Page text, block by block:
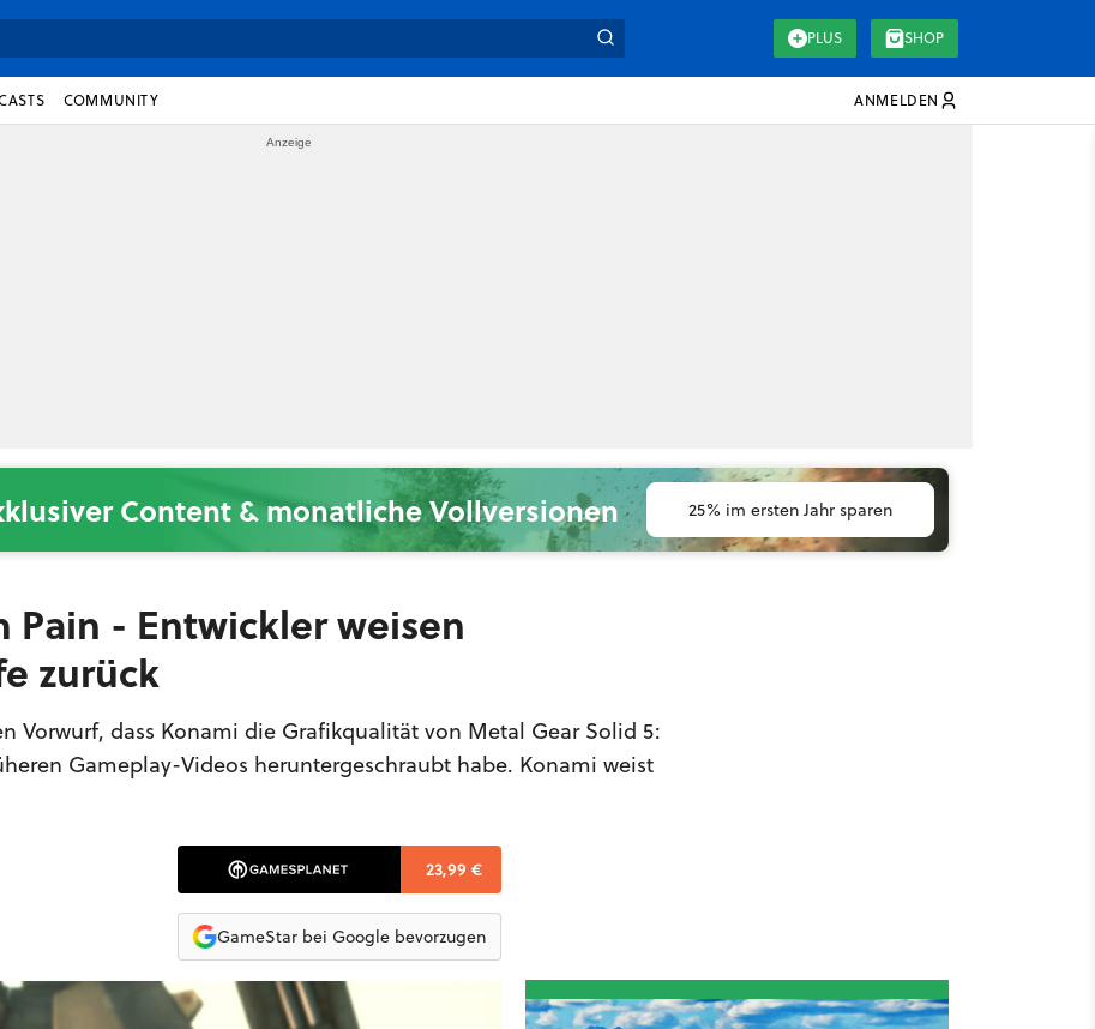
PLUS SHOP
COMMUNITY ANMELDEN
Content & monatliche Vollversionen 25% im ersten Jahr sparen
Pain - Entwickler weisen
zurück
Vorwurf, dass Konami die Grafikqualität von Metal Gear Solid 5:
Gameplay-Videos heruntergeschraubt habe. Konami weist
23,99 €
GameStar bei Google bevorzugen